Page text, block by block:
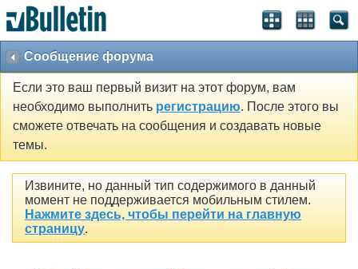
Сообщение форума
Если это ваш первый визит на этот форум, вам
необходимо выполнить регистрацию. После этого вы
сможете отвечать на сообщения и создавать новые
темы.
Извините, но данный тип содержимого в данный
момент не поддерживается мобильным стилем.
Нажмите здесь, чтобы перейти на главную
страницу.